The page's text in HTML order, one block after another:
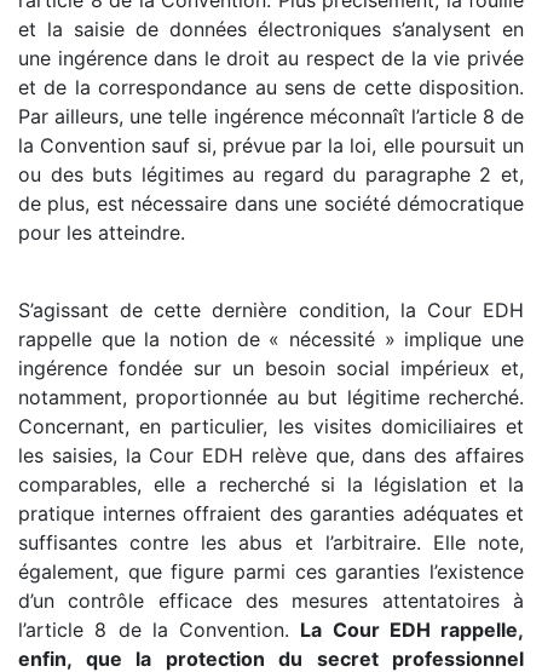
et la saisie de données électroniques s’analysent en
une ingérence dans le droit au respect de la vie privée
et de la correspondance au sens de cette disposition.
Par ailleurs, une telle ingérence méconnaît l’article 8 de
la Convention sauf si, prévue par la loi, elle poursuit un
ou des buts légitimes au regard du paragraphe 2 et,
de plus, est nécessaire dans une société démocratique
pour les atteindre.
S’agissant de cette dernière condition, la Cour EDH
rappelle que la notion de « nécessité » implique une
ingérence fondée sur un besoin social impérieux et,
notamment, proportionnée au but légitime recherché.
Concernant, en particulier, les visites domiciliaires et
les saisies, la Cour EDH relève que, dans des affaires
comparables, elle a recherché si la législation et la
pratique internes offraient des garanties adéquates et
suffisantes contre les abus et l’arbitraire. Elle note,
également, que figure parmi ces garanties l’existence
d’un contrôle efficace des mesures attentatoires à
l’article 8 de la Convention. La Cour EDH rappelle,
enfin, que la protection du secret professionnel